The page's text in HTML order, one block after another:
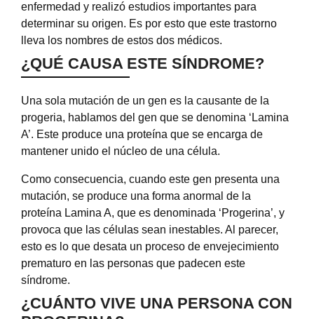
enfermedad y realizó estudios importantes para
determinar su origen. Es por esto que este trastorno
lleva los nombres de estos dos médicos.
¿QUÉ CAUSA ESTE SÍNDROME?
Una sola mutación de un gen es la causante de la
progeria, hablamos del gen que se denomina ‘Lamina
A’. Este produce una proteína que se encarga de
mantener unido el núcleo de una célula.
Como consecuencia, cuando este gen presenta una
mutación, se produce una forma anormal de la
proteína Lamina A, que es denominada ‘Progerina’, y
provoca que las células sean inestables. Al parecer,
esto es lo que desata un proceso de envejecimiento
prematuro en las personas que padecen este
síndrome.
¿CUÁNTO VIVE UNA PERSONA CON